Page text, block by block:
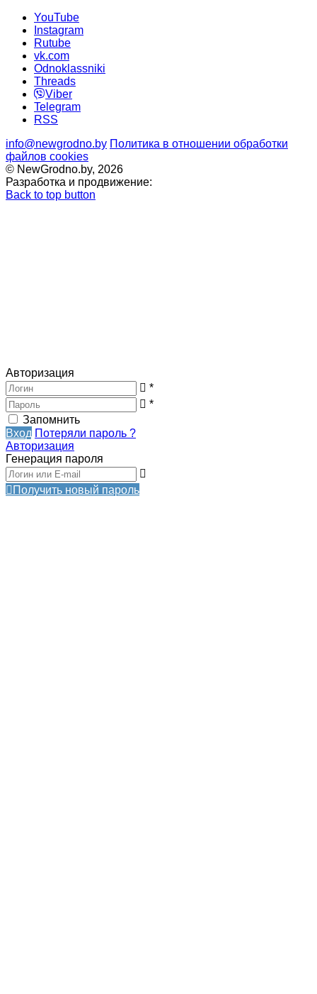
YouTube
Instagram
Rutube
vk.com
Odnoklassniki
Threads
Viber
Telegram
RSS
info@newgrodno.by Политика в отношении обработки
файлов cookies
© NewGrodno.by, 2026
Разработка и продвижение:
Back to top button
Авторизация
*
*
Запомнить
Вход Потеряли пароль ?
Авторизация
Генерация пароля
Получить новый пароль